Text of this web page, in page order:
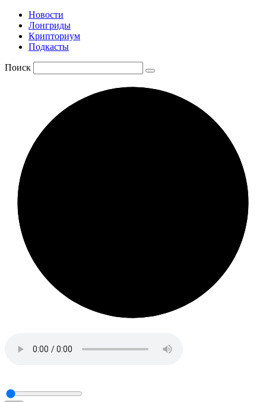
Новости
Лонгриды
Крипториум
Подкасты
Поиск